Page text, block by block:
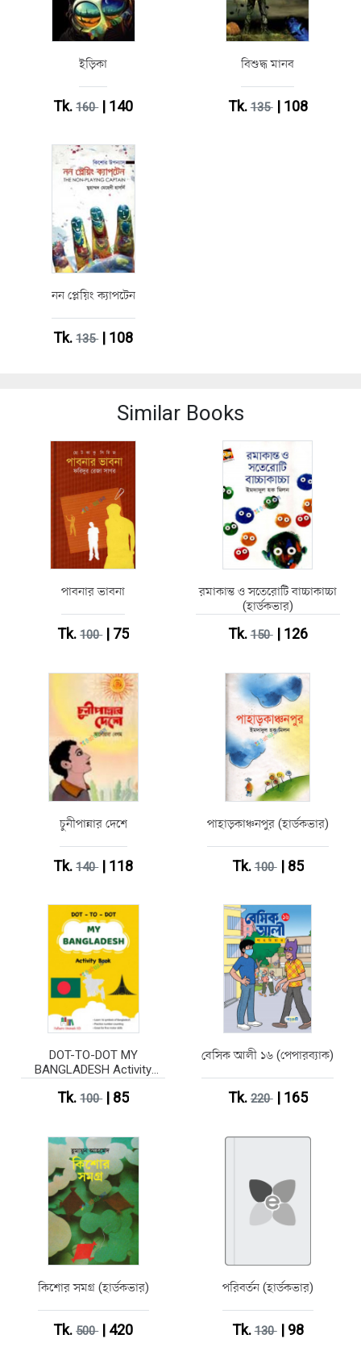
ইড়িকা
Tk.160| 140
বিশুদ্ধ মানব
Tk.135| 108
নন প্লেয়িং ক্যাপটেন
Tk.135| 108
Similar Books
পাবনার ভাবনা
Tk.100| 75
রমাকান্ত ও সতেরোটি বাচ্চাকাচ্চা
(হার্ডকভার)
Tk.150| 126
চুনীপান্নার দেশে
Tk.140| 118
পাহাড়কাঞ্চনপুর (হার্ডকভার)
Tk.100| 85
DOT-TO-DOT MY
BANGLADESH Activity
Tk.100| 85
বেসিক আলী ১৬ (পেপারব্যাক)
Tk.220| 165
কিশোর সমগ্র (হার্ডকভার)
Tk.500| 420
পরিবর্তন (হার্ডকভার)
Tk.130| 98